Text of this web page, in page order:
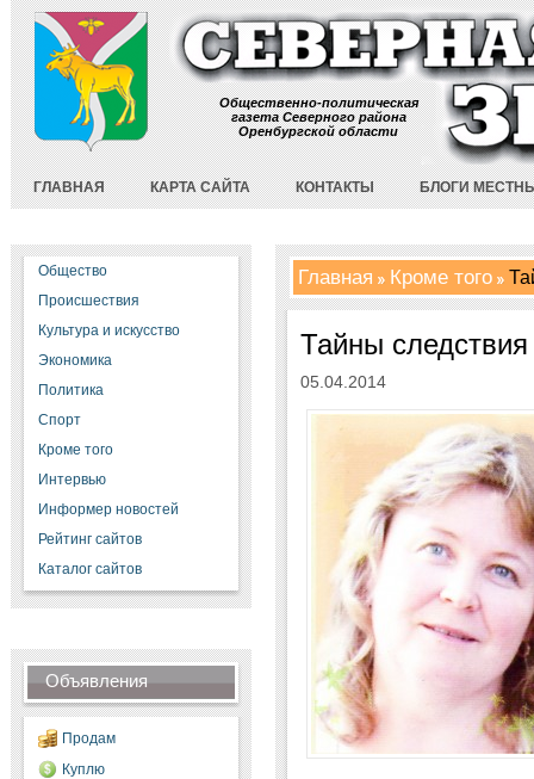
Общественно-политическая
газета Северного района
Оренбургской области
ГЛАВНАЯ КАРТА САЙТА КОНТАКТЫ БЛОГИ
Общество
Происшествия
Культура и искусство
Экономика
Политика
Спорт
Кроме того
Интервью
Информер новостей
Рейтинг сайтов
Каталог сайтов
Объявления
Продам
Куплю
Главная Кроме того
Тайны следствия
05.04.2014